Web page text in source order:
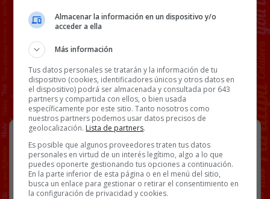
Minecraft, pero todo lleva la cara de
Hagrid en Play Station 1
El post importante del día.
Almacenar la información en un dispositivo y/o
acceder a ella
Más información
Tus datos personales se tratarán y la información de tu
dispositivo (cookies, identificadores únicos y otros datos en
el dispositivo) podrá ser almacenada y consultada por 643
partners y compartida con ellos, o bien usada
específicamente por este sitio. Tanto nosotros como
nuestros partners podemos usar datos precisos de
geolocalización. Lista de partners.
Es posible que algunos proveedores traten tus datos
personales en virtud de un interés legítimo, algo a lo que
puedes oponerte gestionando tus opciones a continuación.
En la parte inferior de esta página o en el menú del sitio,
busca un enlace para gestionar o retirar el consentimiento en
la configuración de privacidad y cookies.